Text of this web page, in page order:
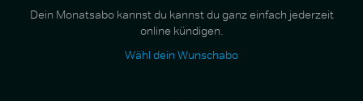
Dein Monatsabo kannst du kannst du ganz einfach jederzeit
online kündigen.
Wähl dein Wunschabo